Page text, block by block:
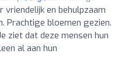
vriendelijk en behulpzaam
Prachtige bloemen gezien.
ziet dat deze mensen hun
al aan hun